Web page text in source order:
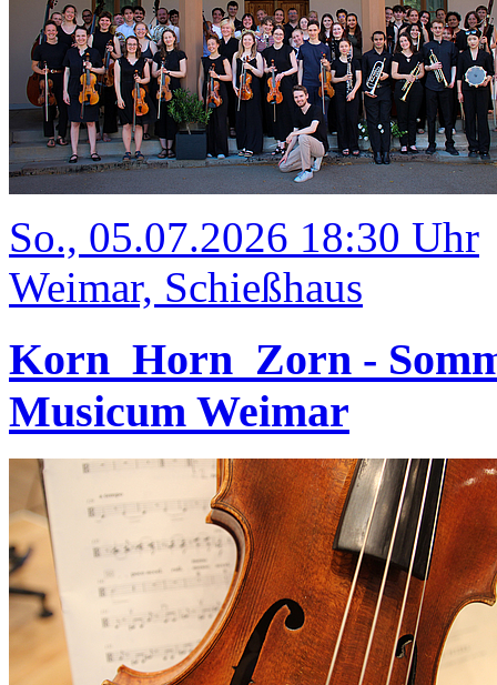
So., 05.07.2026 18:30 Uhr
Weimar, Schießhaus
Korn_Horn_Zorn -
Musicum Weimar